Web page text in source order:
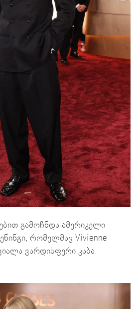
გამოჩნდა ამერიკელი
რომელმაც Vivienne
ვარდისფერი კაბა